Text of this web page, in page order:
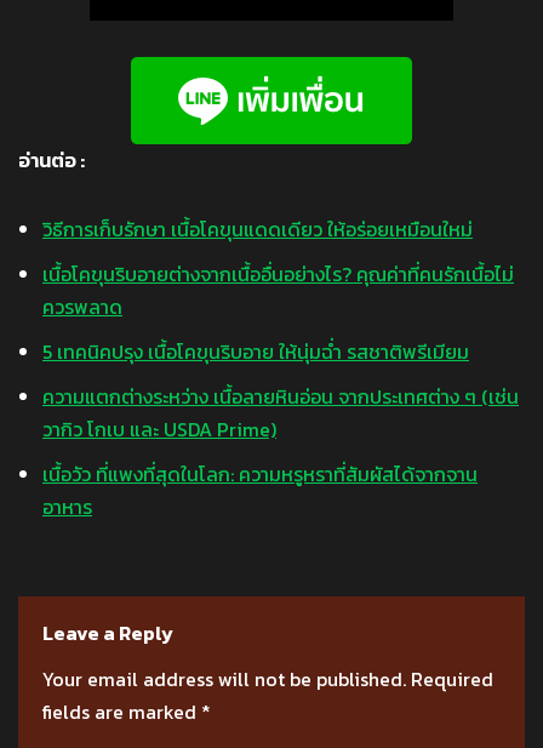
อ่านต่อ :
วิธีการเก็บรักษา เนื้อโคขุนแดดเดียว ให้อร่อยเหมือนใหม่
เนื้อโคขุนริบอายต่างจากเนื้ออื่นอย่างไร? คุณค่าที่คนรักเนื้อไม่
ควรพลาด
5 เทคนิคปรุง เนื้อโคขุนริบอาย ให้นุ่มฉ่ำ รสชาติพรีเมียม
ความแตกต่างระหว่าง เนื้อลายหินอ่อน จากประเทศต่าง ๆ (เช่น
วากิว โกเบ และ USDA Prime)
เนื้อวัว ที่แพงที่สุดในโลก: ความหรูหราที่สัมผัสได้จากจาน
อาหาร
Leave a Reply
Your email address will not be published. Required
fields are marked *